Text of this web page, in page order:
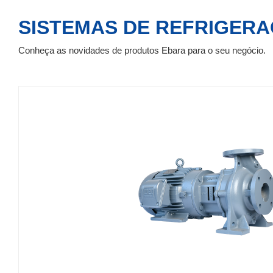
SISTEMAS DE
Conheça as novidades de produtos Ebara para o seu negócio.